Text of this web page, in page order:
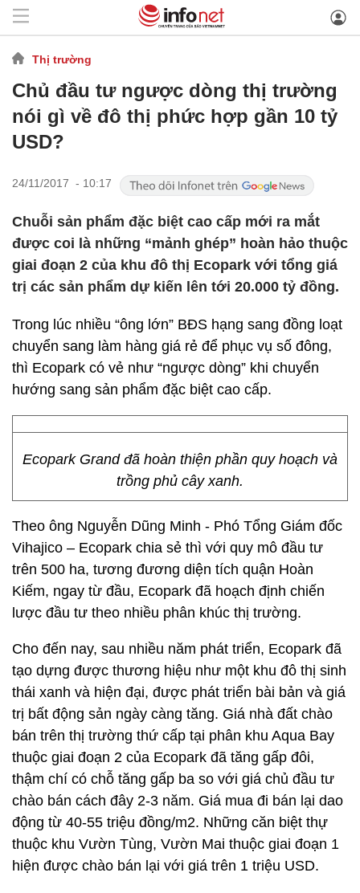
Thị trường
Chủ đầu tư ngược dòng thị trường
nói gì về đô thị phức hợp gần 10 tỷ
USD?
24/11/2017 - 10:17
Chuỗi sản phẩm đặc biệt cao cấp mới ra mắt
được coi là những “mảnh ghép” hoàn hảo thuộc
giai đoạn 2 của khu đô thị Ecopark với tổng giá
trị các sản phẩm dự kiến lên tới 20.000 tỷ đồng.
Trong lúc nhiều “ông lớn” BĐS hạng sang đồng loạt
chuyển sang làm hàng giá rẻ để phục vụ số đông,
thì Ecopark có vẻ như “ngược dòng” khi chuyển
hướng sang sản phẩm đặc biệt cao cấp.
Ecopark Grand đã hoàn thiện phần quy hoạch và
trồng phủ cây xanh.
Theo ông Nguyễn Dũng Minh - Phó Tổng Giám đốc
Vihajico – Ecopark chia sẻ thì với quy mô đầu tư
trên 500 ha, tương đương diện tích quận Hoàn
Kiếm, ngay từ đầu, Ecopark đã hoạch định chiến
lược đầu tư theo nhiều phân khúc thị trường.
Cho đến nay, sau nhiều năm phát triển, Ecopark đã
tạo dựng được thương hiệu như một khu đô thị sinh
thái xanh và hiện đại, được phát triển bài bản và giá
trị bất động sản ngày càng tăng. Giá nhà đất chào
bán trên thị trường thứ cấp tại phân khu Aqua Bay
thuộc giai đoạn 2 của Ecopark đã tăng gấp đôi,
thậm chí có chỗ tăng gấp ba so với giá chủ đầu tư
chào bán cách đây 2-3 năm. Giá mua đi bán lại dao
động từ 40-55 triệu đồng/m2. Những căn biệt thự
thuộc khu Vườn Tùng, Vườn Mai thuộc giai đoạn 1
hiện được chào bán lại với giá trên 1 triệu USD.